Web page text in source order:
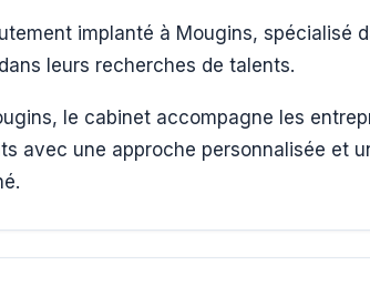
implanté à Mougins, spécialisé
leurs recherches de talents.
le cabinet accompagne les
avec une approche personnalisée et